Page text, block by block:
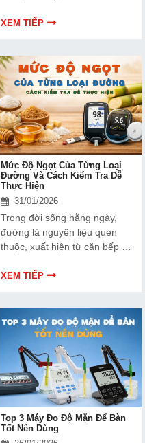
Đo EC thường xuyên không chỉ
trồng phát triển tốt hơn và hạn
chế tình trạng đất nhiễm mặn,
thiếu dinh dưỡng.
XEM TIẾP
Mức Độ Ngọt Của Từng Loại
Đường Và Cách Kiểm Tra Dễ
Thực Hiện
31/01/2026
Trong đời sống hằng ngày,
đường là nguyên liệu quen
thuộc, xuất hiện từ căn bếp gia
xuất thực phẩm quy mô lớn.
có mức độ ngọt khác nhau,
ảnh hưởng trực tiếp đến
hương vị, chất lượng và tính
ổn định của sản phẩm.
XEM TIẾP
Top 3 Máy Đo Độ Mặn Để Bàn
Tốt Nên Dùng